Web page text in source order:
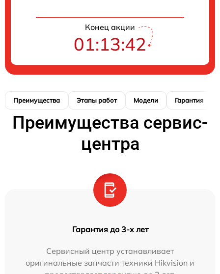
Конец акции
01:13:41
Преимущества Этапы работ Модели Гарантия
Преимущества сервис-
центра
Гарантия до 3-х лет
Сервисный центр устанавливает
оригинальные запчасти техники Hikvision и